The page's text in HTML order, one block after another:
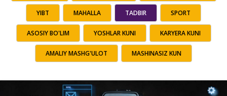
YIBT MAHALLA TADBIR SPORT
ASOSIY BO'LIM YOSHLAR KUNI KARYERA KUNI
AMALIY MASHG'ULOT MASHINASIZ KUN